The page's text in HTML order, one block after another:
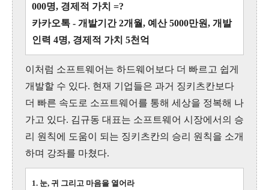
000명, 경제적 가치 =?
카카오톡 - 개발기간 2개월, 예산 5000만원, 개발
인력 4명, 경제적 가치 5천억
이처럼 소프트웨어는 하드웨어보다 더 빠르고 쉽게
개발할 수 있다. 현재 기업들은 과거 징키츠칸보다
더 빠른 속도로 소프트웨어를 통해 세상을 정복해 나
가고 있다. 김규동 대표는 소프트웨어 시장에서의 승
리 원칙에 도움이 되는 징키츠칸의 승리 원칙을 소개
하며 강좌를 마쳤다.
1. 눈, 귀 그리고 마음을 열어라